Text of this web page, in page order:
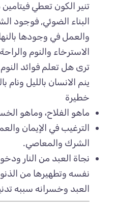
تنير الكون تعطي
البناء الضوئي, فوجود
والعمل في وجودها
الاسترخاء والنوم
ترى هل تعلم فوائد
ينم الانسان بالليل
خطيرة
ماهو الفلاح، وماهو
الترغيب في الإيمان
الشرك والمعاصي.
نجاة العبد من النار
نفسه وتطهيرها من
العبد وخسرانه سببه